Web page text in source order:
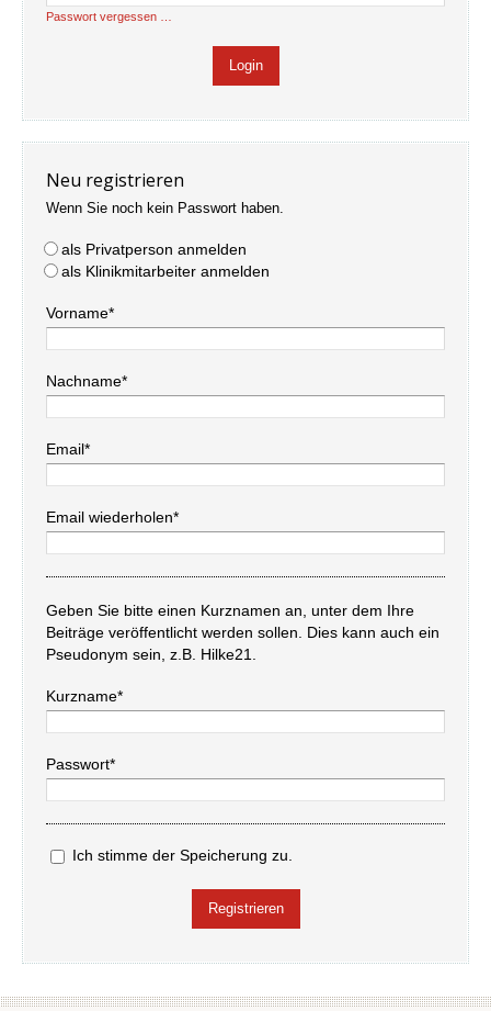
Passwort vergessen …
Neu registrieren
Wenn Sie noch kein Passwort haben.
als Privatperson anmelden
als Klinikmitarbeiter anmelden
Vorname*
Nachname*
Email*
Email wiederholen*
Geben Sie bitte einen Kurznamen an, unter dem Ihre
Beiträge veröffentlicht werden sollen. Dies kann auch ein
Pseudonym sein, z.B. Hilke21.
Kurzname*
Passwort*
Ich stimme der Speicherung zu.